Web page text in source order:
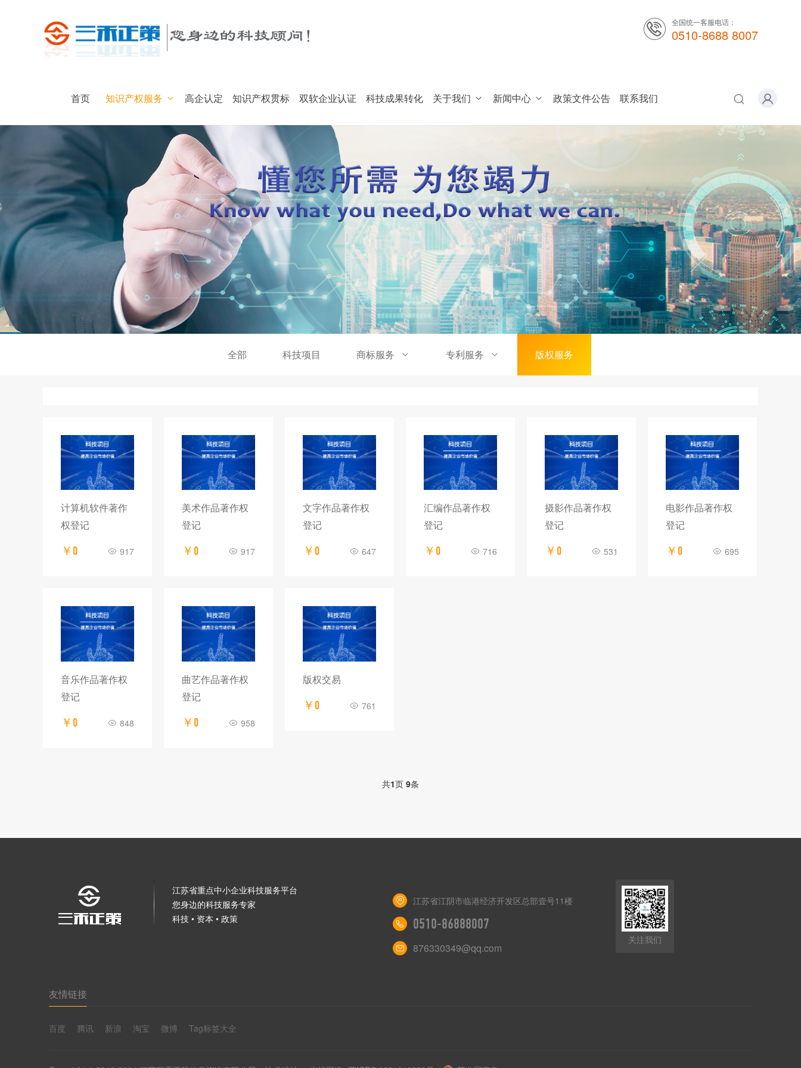
全国统一客服电话：
0510-8688 8007
首页 知识产权服务 高企认定 知识产权贯标 双软企业认证 科技成果转化 关于我们 新闻中心 政策文件公告 联系我们
全部 科技项目 商标服务 专利服务 版权服务
计算机软件著作
权登记
￥0 917
美术作品著作权
登记
￥0 917
文字作品著作权
登记
￥0 647
汇编作品著作权
登记
￥0 716
摄影作品著作权
登记
￥0 531
电影作品著作权
登记
￥0 695
音乐作品著作权
登记
￥0 848
曲艺作品著作权
登记
￥0 958
版权交易
￥0 761
共1页 9条
江苏省重点中小企业科技服务平台
您身边的科技服务专家
科技 • 资本 • 政策
江苏省江阴市临港经济开发区总部壹号11楼
0510-86888007
876330349@qq.com
关注我们
友情链接
百度 腾讯 新浪 淘宝 微博 Tag标签大全